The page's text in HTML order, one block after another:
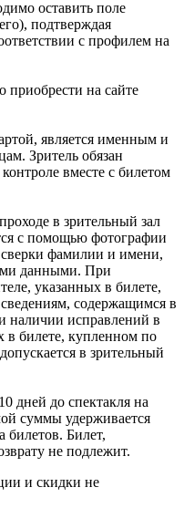
оставить поле
подтверждая
с профилем на
на сайте
является именным и
Зритель обязан
вместе с билетом
в зрительный зал
с помощью фотографии
фамилии и имени,
данными. При
указанных в билете,
содержащимся в
наличии исправлений в
в билете, купленном по
в зрительный
дней до спектакля на
суммы удерживается
билетов. Билет,
не подлежит.
и скидки не